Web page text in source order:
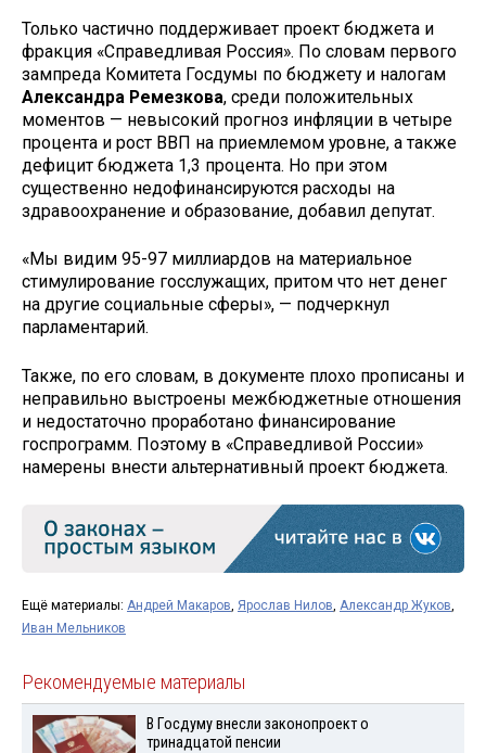
Только частично поддерживает проект бюджета и
фракция «Справедливая Россия». По словам первого
зампреда Комитета Госдумы по бюджету и налогам
Александра Ремезкова, среди положительных
моментов — невысокий прогноз инфляции в четыре
процента и рост ВВП на приемлемом уровне, а также
дефицит бюджета 1,3 процента. Но при этом
существенно недофинансируются расходы на
здравоохранение и образование, добавил депутат.
«Мы видим 95-97 миллиардов на материальное
стимулирование госслужащих, притом что нет денег
на другие социальные сферы», — подчеркнул
парламентарий.
Также, по его словам, в документе плохо прописаны и
неправильно выстроены межбюджетные отношения
и недостаточно проработано финансирование
госпрограмм. Поэтому в «Справедливой России»
намерены внести альтернативный проект бюджета.
Ещё материалы: Андрей Макаров Ярослав Нилов Александр Жуков
Иван Мельников
Рекомендуемые материалы
В Госдуму внесли законопроект о
тринадцатой пенсии